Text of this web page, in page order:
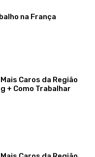
na França
Caros da Região
+ Como Trabalhar